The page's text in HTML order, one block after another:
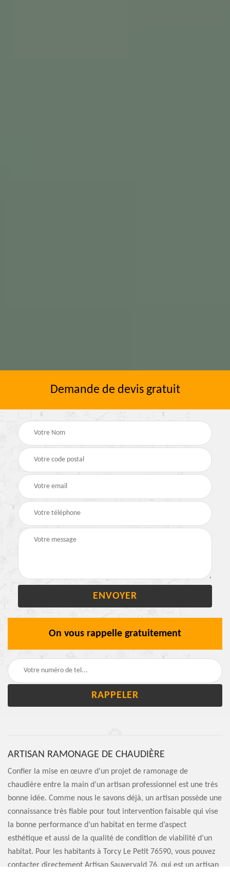
Demande de devis gratuit
On vous rappelle gratuitement
ARTISAN RAMONAGE DE CHAUDIÈRE
Confier la mise en œuvre d’un projet de ramonage de
chaudière entre la main d’un artisan professionnel est une très
bonne idée. Comme nous le savons déjà, un artisan possède une
connaissance très fiable pour tout intervention faisable qui vise
la bonne performance d’un habitat en terme d’aspect
esthétique et aussi de la qualité de condition de viabilité d’un
habitat. Pour les habitants à Torcy Le Petit 76590, vous pouvez
contacter directement Artisan Sauvervald 76, qui est un artisan